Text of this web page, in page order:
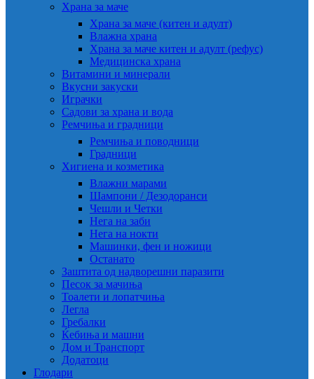
Храна за маче
Храна за маче (китен и адулт)
Влажна храна
Храна за маче китен и адулт (рефус)
Медицинска храна
Витамини и минерали
Вкусни закуски
Играчки
Садови за храна и вода
Ремчиња и градници
Ремчиња и поводници
Градници
Хигиена и козметика
Влажни марами
Шампони / Дезодоранси
Чешли и Четки
Нега на заби
Нега на нокти
Машинки, фен и ножици
Останато
Заштита од надворешни паразити
Песок за мачиња
Тоалети и лопатчиња
Легла
Гребалки
Ќебиња и машни
Дом и Транспорт
Додатоци
Глодари